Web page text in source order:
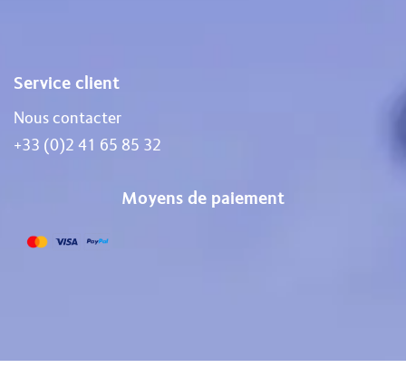
Service client
Nous contacter
+33 (0)2 41 65 85 32
Moyens de paiement